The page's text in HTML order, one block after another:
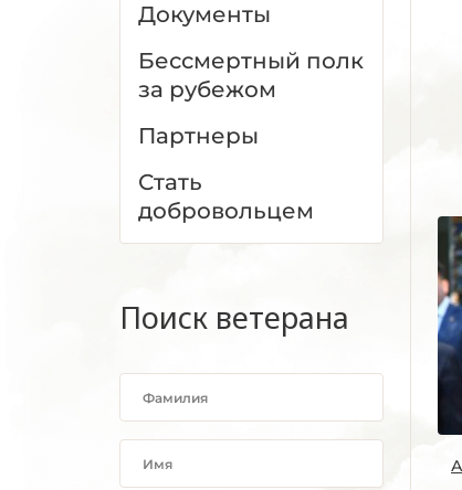
Документы
Бессмертный полк
за рубежом
Партнеры
Стать
добровольцем
Поиск ветерана